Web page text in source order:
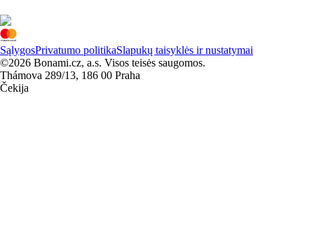
SąlygosPrivatumo politikaSlapukų taisyklės ir nustatymai
©2026 Bonami.cz, a.s. Visos teisės saugomos.
Thámova 289/13, 186 00 Praha
Čekija